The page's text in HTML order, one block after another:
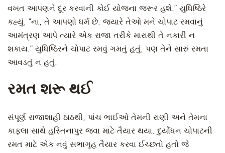
વખત આપણને દૂર કરવાની કોઈ યોજના જરૂર હશે.” યુધિષ્ઠિરે
કહ્યું, “ના, તે આપણો ધર્મ છે. જ્યારે તેઓ મને ચોપાટ રમવાનું
આમંત્રણ આપે ત્યારે એક રાજા તરીકે મારાથી તે નકારી ન
શકાય.” યુધિષ્ઠિરને ચોપાટ રમવું ગમતું હતું, પણ તેને સારું રમતા
આવડતું ન હતું.
રમત શરૂ થઈ
સંપૂર્ણ રાજાશાહી ઠાઠથી, પાંચ ભાઈઓ તેમની રાણી અને તેમના
કાફલા સાથે હસ્તિનાપુર જવા માટે તૈયાર થયા. દુર્યોધન ચોપાટની
રમત માટે એક નવું સભાગૃહ તૈયાર કરવા ઈચ્છતો હતો જે